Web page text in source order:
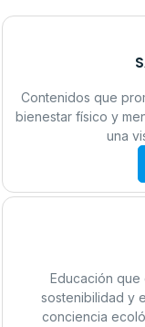
Contenidos que
bienestar físico y
una
Educación que
sostenibilidad y
conciencia